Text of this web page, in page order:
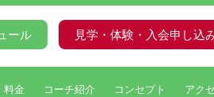
ール 見学・体験・入会申し込
料金 コーチ紹介 コンセプト アク